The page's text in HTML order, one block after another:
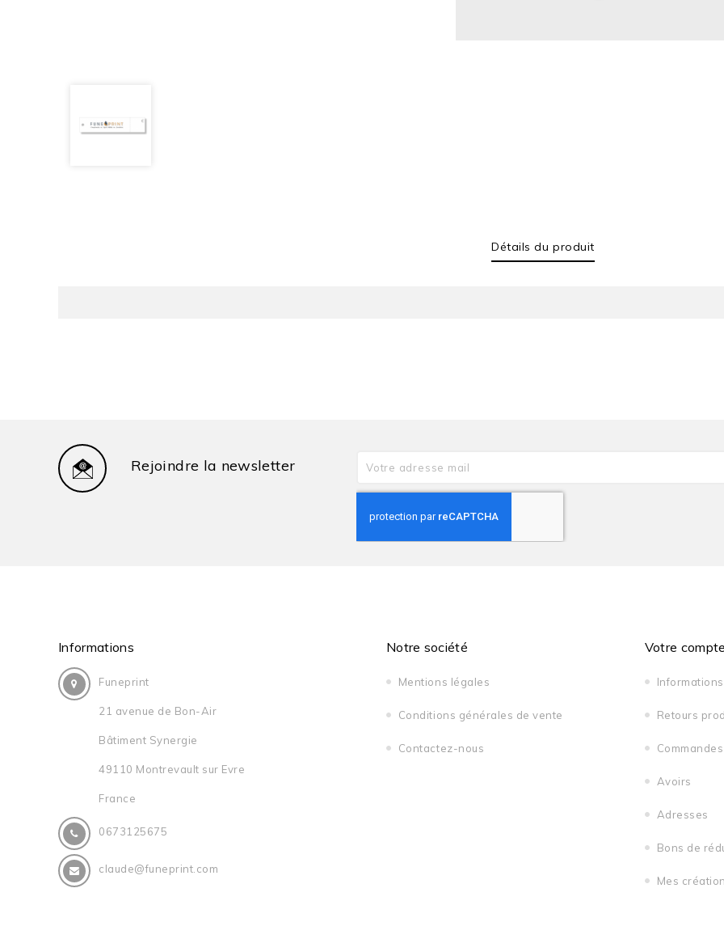
Détails du produit
Rejoindre la newsletter
Informations
Funeprint
21 avenue de Bon-Air
Bâtiment Synergie
49110 Montrevault sur Evre
France
0673125675
claude@funeprint.com
Notre société
Mentions légales
Conditions générales de vente
Contactez-nous
Votre compte
Retours
Commandes
Avoirs
Adresses
Bons de
Mes